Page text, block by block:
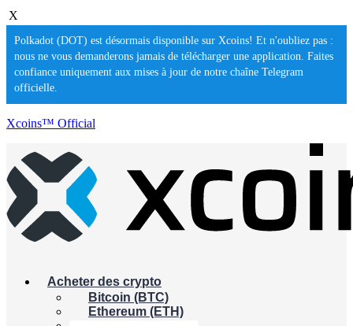
X
Polkadot (DOT) est désormais disponible sur Xcoins! Et n'oubliez pas :
nous ne vous demanderons jamais de télécharger une application. Faites
confiance uniquement aux mises à jour de notre chaîne Telegram
officielle.
Xcoins™ Official
Acheter des crypto
Bitcoin (BTC)
Ethereum (ETH)